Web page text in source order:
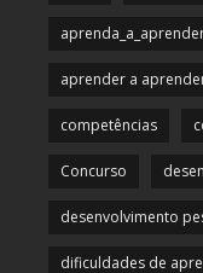
aprender a
competências
Concurso
desenvolvimento
dificuldades de